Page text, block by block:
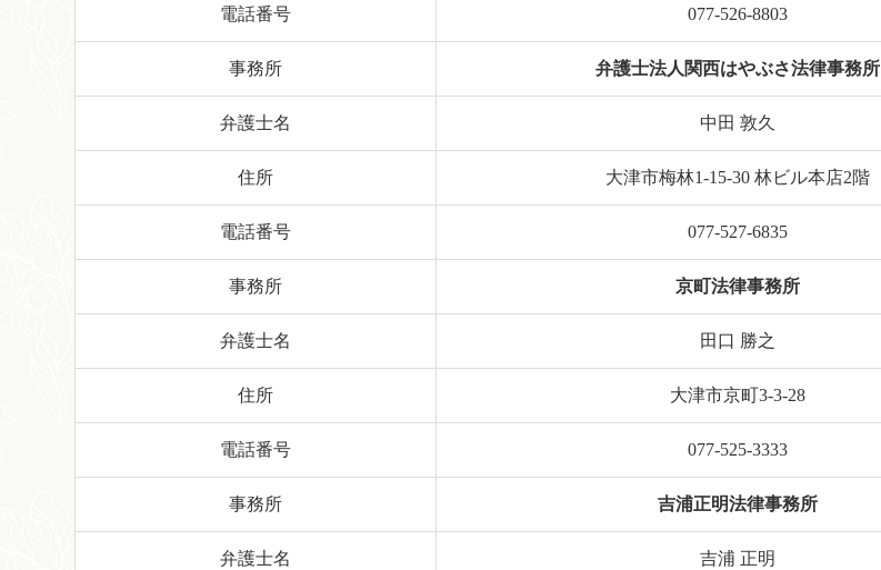
電話番号 077-526-8803
事務所 弁護士法人関西はやぶさ法律事務所
弁護士名 中田 敦久
住所 大津市梅林1-15-30 林ビル本店2階
電話番号 077-527-6835
事務所 京町法律事務所
弁護士名 田口 勝之
住所 大津市京町3-3-28
電話番号 077-525-3333
事務所 吉浦正明法律事務所
弁護士名 吉浦 正明